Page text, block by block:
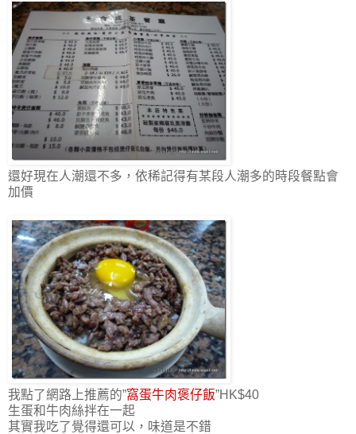
還好現在人潮還不多，依稀記得有某段人潮多的時段餐點會
加價
我點了網路上推薦的”窩蛋牛肉褒仔飯”HK$40
生蛋和牛肉絲拌在一起
其實我吃了覺得還可以，味道是不錯